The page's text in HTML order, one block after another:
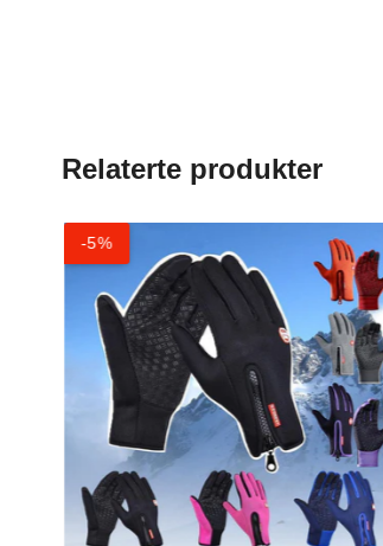
Relaterte produkter
-5%